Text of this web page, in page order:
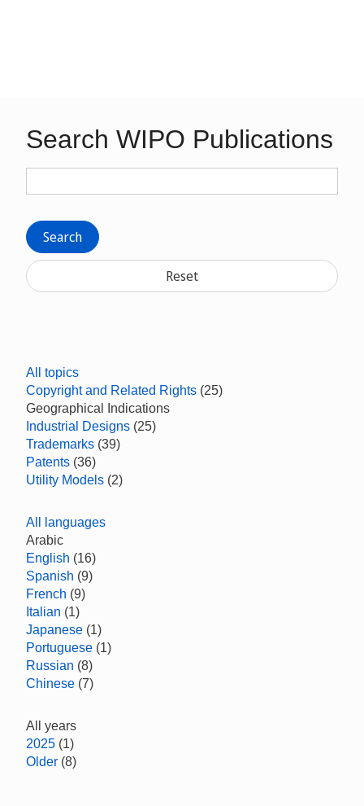
Search WIPO Publications
Search
Reset
All topics
Copyright and Related Rights (25)
Geographical Indications
Industrial Designs (25)
Trademarks (39)
Patents (36)
Utility Models (2)
All languages
Arabic
English (16)
Spanish (9)
French (9)
Italian (1)
Japanese (1)
Portuguese (1)
Russian (8)
Chinese (7)
All years
2025 (1)
Older (8)